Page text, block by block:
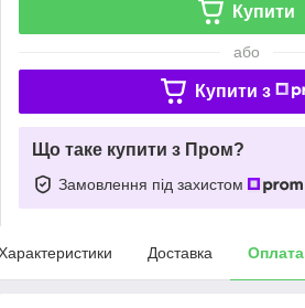
Купити
або
Купити з
Що таке купити з Пром?
Замовлення під захистом
Доставка Оплата